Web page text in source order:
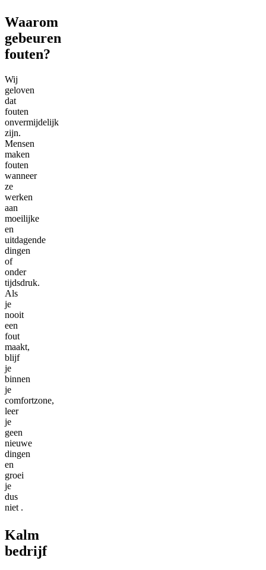
Waarom
gebeuren
fouten?
Wij
geloven
dat
fouten
onvermijdelijk
zijn.
Mensen
maken
fouten
wanneer
ze
werken
aan
moeilijke
en
uitdagende
dingen
of
onder
tijdsdruk.
Als
je
nooit
een
fout
maakt,
blijf
je
binnen
je
comfortzone,
leer
je
geen
nieuwe
dingen
en
groei
je
dus
niet .
Kalm
bedrijf